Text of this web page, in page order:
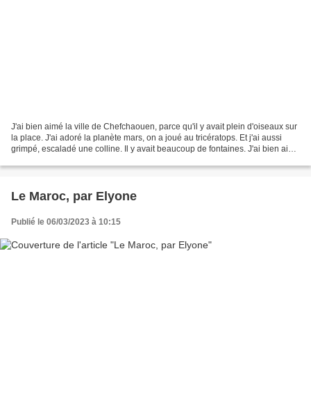
J'ai bien aimé la ville de Chefchaouen, parce qu'il y avait plein d'oiseaux sur
la place. J'ai adoré la planète mars, on a joué au tricératops. Et j'ai aussi
grimpé, escaladé une colline. Il y avait beaucoup de fontaines. J'ai bien aimé
Le Maroc, par Elyone
Publié le 06/03/2023 à 10:15